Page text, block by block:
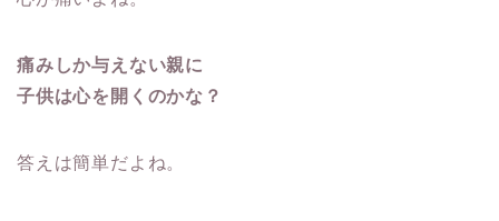
痛みしか与えない親に
子供は心を開くのかな？
答えは簡単だよね。